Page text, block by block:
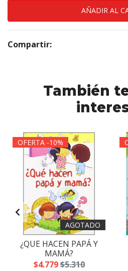
Compartir:
También
OFERTA -10%
AGOTADO
¿QUE HACEN PAPÁ Y
MAMÁ?
$4.779$5.310